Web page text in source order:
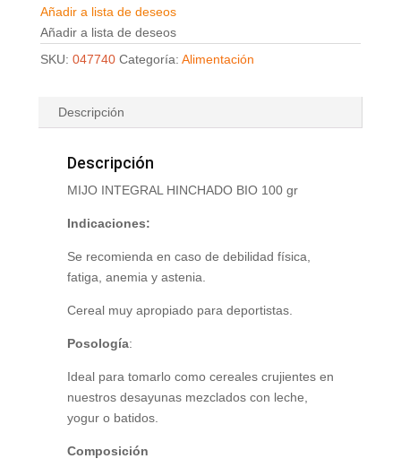
Añadir a lista de deseos
Añadir a lista de deseos
SKU: 047740 Categoría: Alimentación
Descripción
Descripción
MIJO INTEGRAL HINCHADO BIO 100 gr
Indicaciones:
Se recomienda en caso de debilidad física,
fatiga, anemia y astenia.
Cereal muy apropiado para deportistas.
Posología:
Ideal para tomarlo como cereales crujientes en
nuestros desayunas mezclados con leche,
yogur o batidos.
Composición